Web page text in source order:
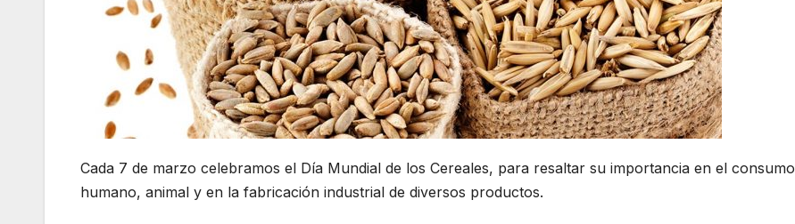
Cada 7 de marzo celebramos el Día Mundial de los Cereales, para resaltar su importancia en el consumo
humano, animal y en la fabricación industrial de diversos productos.